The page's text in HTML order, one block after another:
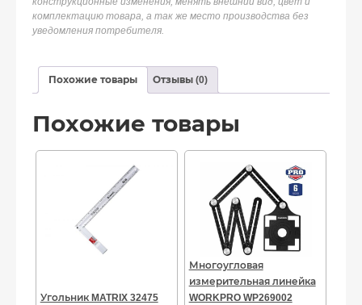
комплектацию товара, а так же место производства без
уведомления потребителя.
Похожие товары Отзывы (0)
Похожие товары
Угольник MATRIX 32475
Многоугловая
измерительная линейка
WORKPRO WP269002